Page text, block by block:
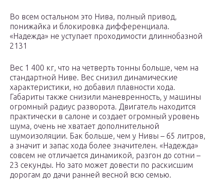
Во всем остальном это Нива, полный привод,
понижайка и блокировка дифференциала.
«Надежда» не уступает проходимости длиннобазной
2131
Вес 1 400 кг, что на четверть тонны больше, чем на
стандартной Ниве. Вес снизил динамические
характеристики, но добавил плавности хода.
Габариты также снизили маневренность, у машины
огромный радиус разворота. Двигатель находится
практически в салоне и создает огромный уровень
шума, очень не хватает дополнительной
шумоизоляции. Бак больше, чем у Нивы – 65 литров,
а значит и запас хода более значителен. «Надежда»
совсем не отличается динамикой, разгон до сотни –
23 секунды. Но зато может довести по раскисшим
дорогам до дачи ранней весной всю семью.